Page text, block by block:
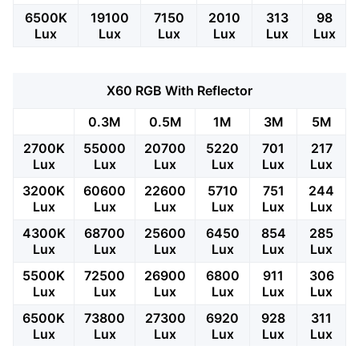
6500K
Lux
19100
Lux
7150
Lux
2010
Lux
313
Lux
98
Lux
X60 RGB With Reflector
0.3M
0.5M 1M 3M
5M
2700K
Lux
55000
Lux
20700
Lux
5220
Lux
701
Lux
217
Lux
3200K
Lux
60600
Lux
22600
Lux
5710
Lux
751
Lux
244
Lux
4300K
Lux
68700
Lux
25600
Lux
6450
Lux
854
Lux
285
Lux
5500K
Lux
72500
Lux
26900
Lux
6800
Lux
911
Lux
306
Lux
6500K
Lux
73800
Lux
27300
Lux
6920
Lux
928
Lux
311
Lux